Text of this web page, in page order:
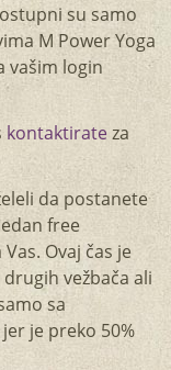
su samo
M Power Yoga
vašim login
kontaktirateza
da postanete
free
Ovaj čas je
vežbača ali
sa
je preko 50%